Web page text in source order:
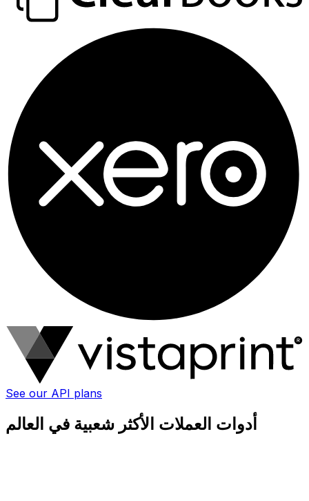
See our API plans
أدوات العملات الأكثر شعبية في العالم